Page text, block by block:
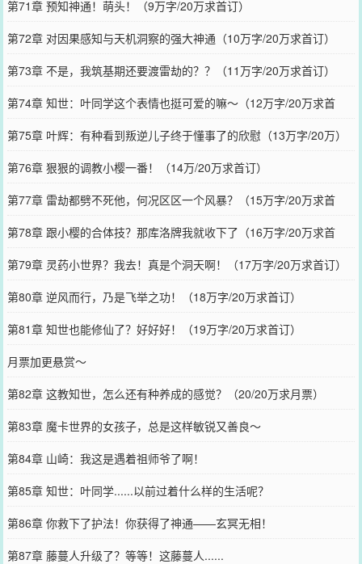
订）
第71章 预知神通！萌头！（9万字/20万求首订）
第72章 对因果感知与天机洞察的强大神通（10万字/20万求首订）
第73章 不是，我筑基期还要渡雷劫的？？（11万字/20万求首订）
第74章 知世：叶同学这个表情也挺可爱的嘛～（12万字/20万求首
订）
第75章 叶辉：有种看到叛逆儿子终于懂事了的欣慰（13万字/20万）
第76章 狠狠的调教小樱一番！（14万/20万求首订）
第77章 雷劫都劈不死他，何况区区一个风暴？（15万字/20万求首
订）
第78章 跟小樱的合体技？那库洛牌我就收下了（16万字/20万求首
订）
第79章 灵药小世界？我去！真是个洞天啊！（17万字/20万求首订）
第80章 逆风而行，乃是飞举之功！（18万字/20万求首订）
第81章 知世也能修仙了？好好好！（19万字/20万求首订）
月票加更悬赏～
第82章 这教知世，怎么还有种养成的感觉？（20/20万求月票）
第83章 魔卡世界的女孩子，总是这样敏锐又善良～
第84章 山崎：我这是遇着祖师爷了啊！
第85章 知世：叶同学......以前过着什么样的生活呢？
第86章 你救下了护法！你获得了神通——玄冥无相！
第87章 藤蔓人升级了？等等！这藤蔓人......